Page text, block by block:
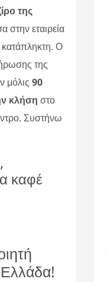
της
στην εταιρεία
κατάπληκτη. Ο
της
μόλις 90
κλήση στο
Συστήνω
καφέ